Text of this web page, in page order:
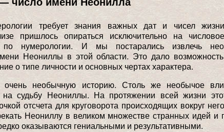
требует знания важных дат и чисел жизни
пришлось опираться исключительно на числовое
нумерологии. И мы постарались извлечь
Неониллы в этой области. Это дало возможность
о типе личности и основных чертах характера.
необычную историю. Столь же необычое
на судьбу Неониллы. На протяжении всей жизни
отсчета для круговорота происходящих вокруг
Неониллу в великом множестве странных идей и
оказываются гениальными и результативными.